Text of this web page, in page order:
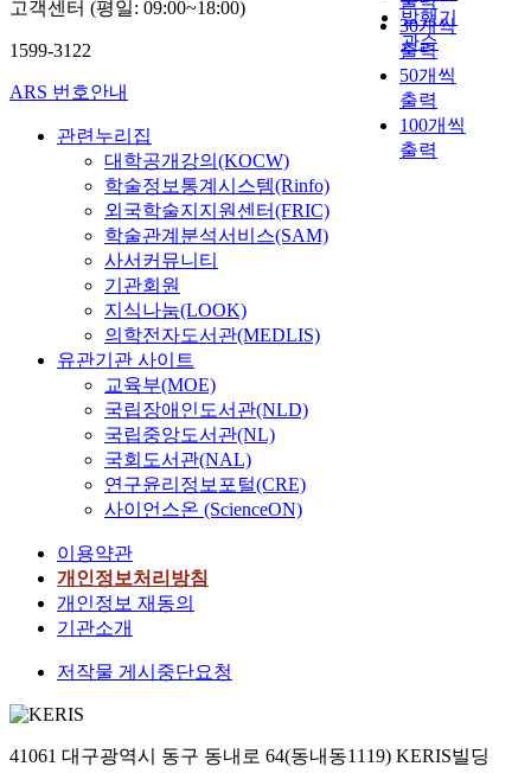
발행기
관순
30개씩
출력
50개씩
출력
100개씩
출력
고객센터 (평일: 09:00~18:00)
1599-3122
ARS 번호안내
관련누리집
대학공개강의(KOCW)
학술정보통계시스템(Rinfo)
외국학술지지원센터(FRIC)
학술관계분석서비스(SAM)
사서커뮤니티
기관회원
지식나눔(LOOK)
의학전자도서관(MEDLIS)
유관기관 사이트
교육부(MOE)
국립장애인도서관(NLD)
국립중앙도서관(NL)
국회도서관(NAL)
연구윤리정보포털(CRE)
사이언스온 (ScienceON)
이용약관
개인정보처리방침
개인정보 재동의
기관소개
저작물 게시중단요청
41061 대구광역시 동구 동내로 64(동내동1119) KERIS빌딩